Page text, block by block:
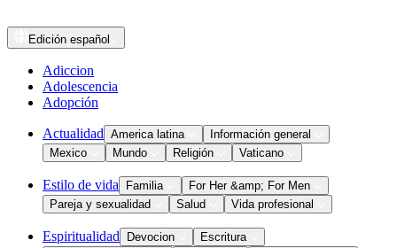
Edición español
Adiccion
Adolescencia
Adopción
Actualidad America latina
Información general
Mexico
Mundo Religión Vaticano
Estilo de vida Familia
For Her &amp; For Men
Pareja y sexualidad
Salud Vida profesional
Espiritualidad Devocion
Escritura